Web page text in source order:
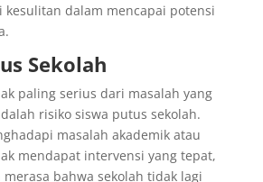
kesulitan dalam mencapai potensi
Sekolah
paling serius dari masalah yang
risiko siswa putus sekolah.
masalah akademik atau
mendapat intervensi yang tepat,
bahwa sekolah tidak lagi